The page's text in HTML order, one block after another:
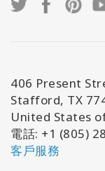
406 Present
Stafford, TX
United States
電話: +1 (805)
客戶服務